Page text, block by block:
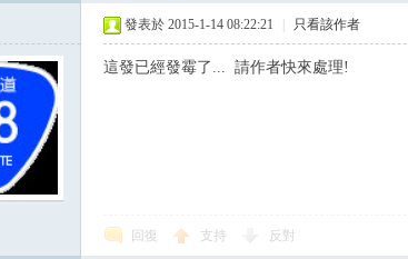
發表於 2015-1-14 08:22:21 只看該作者
這發已經發霉了... 請作者快來處理!
回復 支持 反對